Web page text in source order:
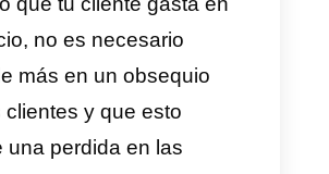
que te permitirá
a tus clientes
por los próximos meses.
no necesitas obsequiar